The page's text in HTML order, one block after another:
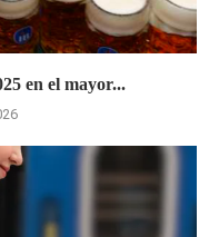
en el mayor...